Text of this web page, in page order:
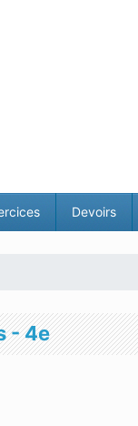
Devoirs
- 4e